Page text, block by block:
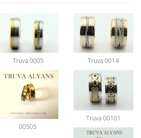
Truva 0005 Truva 0014
00505
Truva 00101